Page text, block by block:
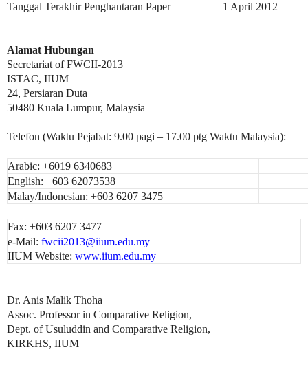
Tanggal Terakhir Penghantaran Paper – 1 April 2012
Alamat Hubungan
Secretariat of FWCII-2013
ISTAC, IIUM
24, Persiaran Duta
50480 Kuala Lumpur, Malaysia
Telefon (Waktu Pejabat: 9.00 pagi – 17.00 ptg Waktu Malaysia):
Arabic: +6019 6340683
English: +603 62073538
Malay/Indonesian: +603 6207 3475
Fax: +603 6207 3477
e-Mail: fwcii2013@iium.edu.my
IIUM Website: www.iium.edu.my
Dr. Anis Malik Thoha
Assoc. Professor in Comparative Religion,
Dept. of Usuluddin and Comparative Religion,
KIRKHS, IIUM